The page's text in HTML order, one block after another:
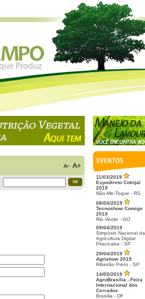
11/03/2019
Expodireto Cotrijal
2019
Não-Me-Toque - RS
08/04/2019
Tecnoshow Comigo
2019
Rio Verde - GO
09/04/2019
Simpósio Nacional da
Agricultura Digital
Piracicaba - SP
29/04/2019
Agrishow 2019
Ribeirão Preto - SP
14/05/2019
AgroBrasília - Feira
Internacional dos
Cerrados
Brasília - DF